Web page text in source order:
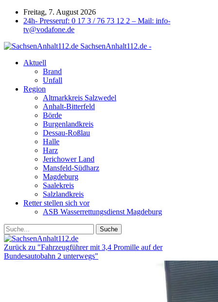
Freitag, 7. August 2026
24h- Presseruf: 0 17 3 / 76 73 12 2 – Mail: info-
tv@vodafone.de
SachsenAnhalt112.de -
Aktuell
Brand
Unfall
Region
Altmarkkreis Salzwedel
Anhalt-Bitterfeld
Börde
Burgenlandkreis
Dessau-Roßlau
Halle
Harz
Jerichower Land
Mansfeld-Südharz
Magdeburg
Saalekreis
Salzlandkreis
Retter stellen sich vor
ASB Wasserrettungsdienst Magdeburg
Zurück zu "Fahrzeugführer mit 3,4 Promille auf der
Bundesautobahn 2 unterwegs"